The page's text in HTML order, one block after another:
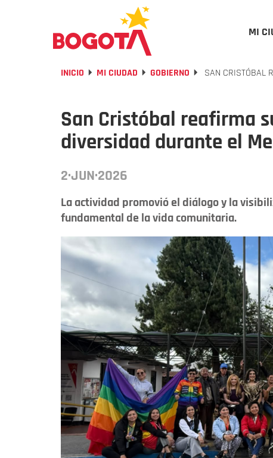
MI
INICIO MI CIUDAD GOBIERNO SAN CRISTÓBAL
San Cristóbal reafirma
diversidad durante el
2·JUN·2026
La actividad promovió el diálogo y la
fundamental de la vida comunitaria.